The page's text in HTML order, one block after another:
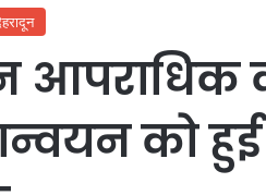
आपराधिक
को